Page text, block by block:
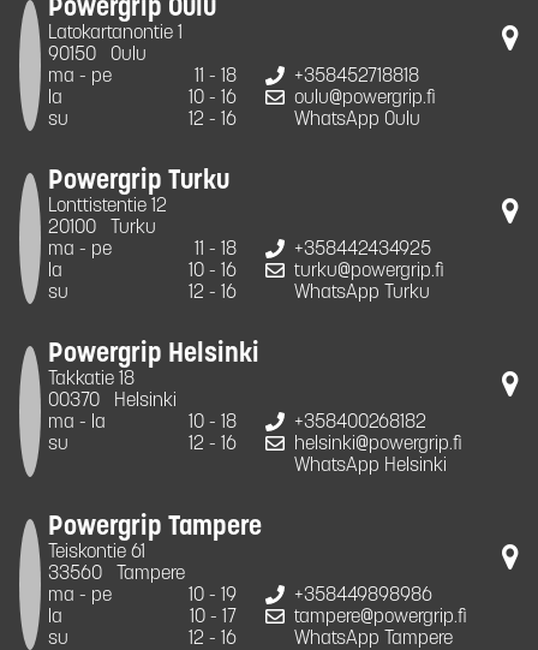
Powergrip Oulu
Latokartanontie 1
90150
Oulu
ma - pe
11 - 18
la
10 - 16
su
12 - 16
+358452718818
oulu@powergrip.fi
WhatsApp Oulu
Powergrip Turku
Lonttistentie 12
20100
Turku
ma - pe
11 - 18
la
10 - 16
su
12 - 16
+358442434925
turku@powergrip.fi
WhatsApp Turku
Powergrip Helsinki
Takkatie 18
00370
Helsinki
ma - la
10 - 18
su
12 - 16
+358400268182
helsinki@powergrip.fi
WhatsApp Helsinki
Powergrip Tampere
Teiskontie 61
33560
Tampere
ma - pe
10 - 19
la
10 - 17
su
12 - 16
+358449898986
tampere@powergrip.fi
WhatsApp Tampere